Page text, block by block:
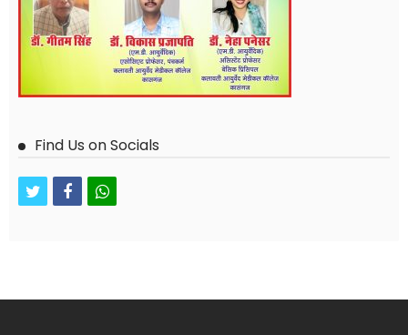
Find Us on Socials
twitterfacebookwhatsapp